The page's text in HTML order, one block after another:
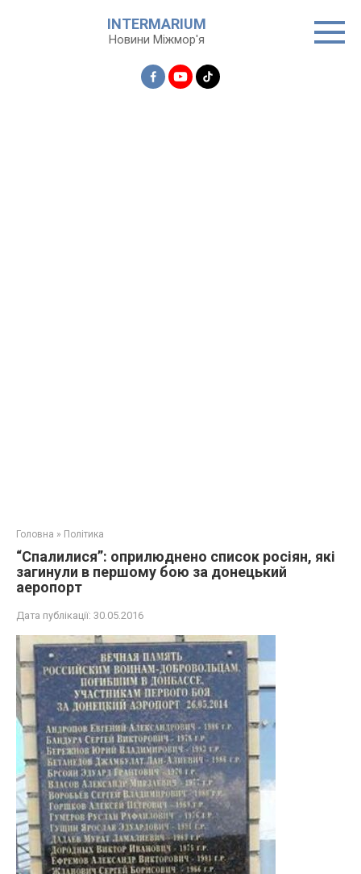
INTERMARIUM
Новини Міжмор'я
Головна » Політика
“Спалилися”: оприлюднено список росіян, які
загинули в першому бою за донецький
аеропорт
Дата публікації: 30.05.2016